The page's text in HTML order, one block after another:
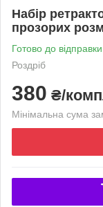
Набір
прозорих
Готово до відправки
Роздріб
380 ₴/
Мінімальна сума